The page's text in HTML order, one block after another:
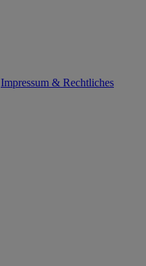
Impressum & Rechtliches